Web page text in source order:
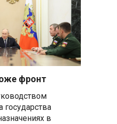
с техникой
ЕАЭС
соглашения по
рынку и
Лукашенко:
сливки» в
и за
фронт
в